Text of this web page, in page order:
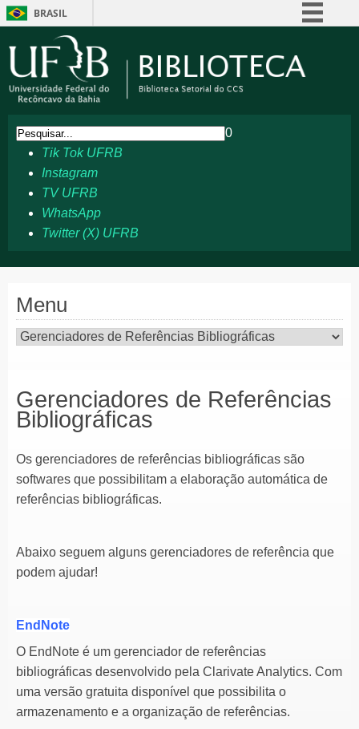
BRASIL
Comunica BR
Participe
Legislação
0
Tik Tok UFRB
Instagram
TV UFRB
WhatsApp
Twitter (X) UFRB
Menu
Gerenciadores de Referências
Bibliográficas
Os gerenciadores de referências bibliográficas são
softwares que possibilitam a elaboração automática de
referências bibliográficas.
Abaixo seguem alguns gerenciadores de referência que
podem ajudar!
EndNote
O EndNote é um gerenciador de referências
bibliográficas desenvolvido pela Clarivate Analytics. Com
uma versão gratuita disponível que possibilita o
armazenamento e a organização de referências.